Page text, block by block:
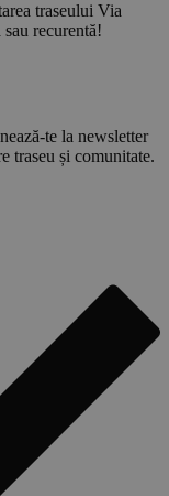
traseului Via
recurentă!
te la newsletter
traseu și comunitate.